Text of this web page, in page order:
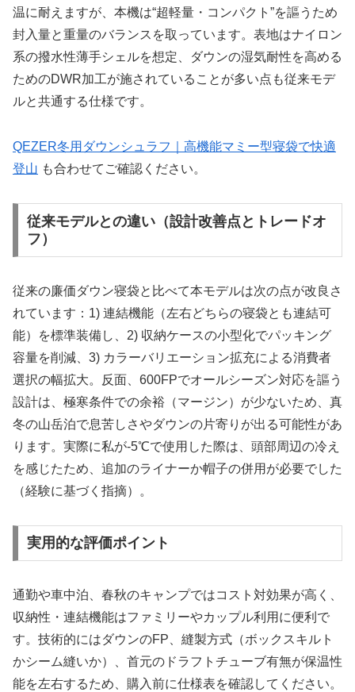
温に耐えますが、本機は“超軽量・コンパクト”を謳うため
封入量と重量のバランスを取っています。表地はナイロン
系の撥水性薄手シェルを想定、ダウンの湿気耐性を高める
ためのDWR加工が施されていることが多い点も従来モデ
ルと共通する仕様です。
QEZER冬用ダウンシュラフ｜高機能マミー型寝袋で快適
登山 も合わせてご確認ください。
従来モデルとの違い（設計改善点とトレードオ
フ）
従来の廉価ダウン寝袋と比べて本モデルは次の点が改良さ
れています：1) 連結機能（左右どちらの寝袋とも連結可
能）を標準装備し、2) 収納ケースの小型化でパッキング
容量を削減、3) カラーバリエーション拡充による消費者
選択の幅拡大。反面、600FPでオールシーズン対応を謳う
設計は、極寒条件での余裕（マージン）が少ないため、真
冬の山岳泊で息苦しさやダウンの片寄りが出る可能性があ
ります。実際に私が-5℃で使用した際は、頭部周辺の冷え
を感じたため、追加のライナーか帽子の併用が必要でした
（経験に基づく指摘）。
実用的な評価ポイント
通勤や車中泊、春秋のキャンプではコスト対効果が高く、
収納性・連結機能はファミリーやカップル利用に便利で
す。技術的にはダウンのFP、縫製方式（ボックスキルト
かシーム縫いか）、首元のドラフトチューブ有無が保温性
能を左右するため、購入前に仕様表を確認してください。